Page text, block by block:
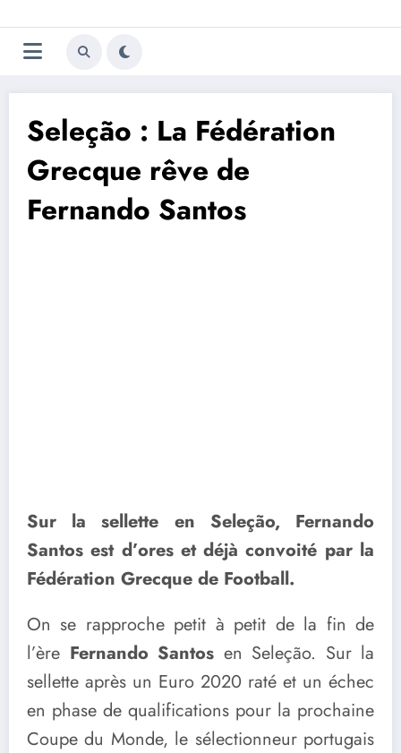
au
contenu
Trivela
L'actualité du football
Seleção : La Fédération
Grecque rêve de
Fernando Santos
Sur la sellette en Seleção, Fernando
Santos est d’ores et déjà convoité par la
Fédération Grecque de Football.
On se rapproche petit à petit de la fin de
l’ère Fernando Santos en Seleção. Sur la
sellette après un Euro 2020 raté et un échec
en phase de qualifications pour la prochaine
Coupe du Monde, le sélectionneur portugais